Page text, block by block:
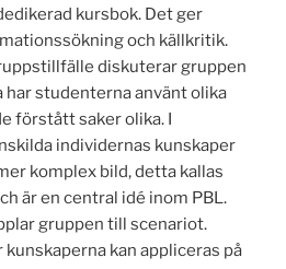
kursbok. Det ger
och källkritik.
diskuterar gruppen
har studenterna använt olika
förstått saker olika. I
individernas kunskaper
komplex bild, detta kallas
är en central idé inom PBL.
gruppen till scenariot.
kan appliceras på